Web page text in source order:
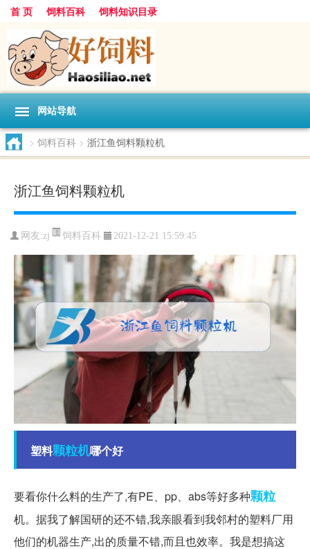
首 页 饲料百科 饲料知识目录
网站导航
> 饲料百科 > 浙江鱼饲料颗粒机
浙江鱼饲料颗粒机
网友:zj 饲料百科 2021-12-21 15:59:45
塑料颗粒机哪个好
要看你什么料的生产了,有PE、pp、abs等好多种颗粒
机。据我了解国研的还不错,我亲眼看到我邻村的塑料厂用
他们的机器生产,出的质量不错,而且也效率。我是想搞这